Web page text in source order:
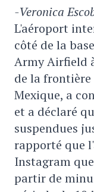
-Veronica
L'aéroport
côté de la
Army Airfield
de la frontière
Mexique, a
et a déclaré
suspendues
rapporté que
Instagram
partir de